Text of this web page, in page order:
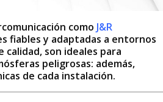
como J&R
fiables y adaptadas a entornos
son ideales para
peligrosas: además,
de cada instalación.